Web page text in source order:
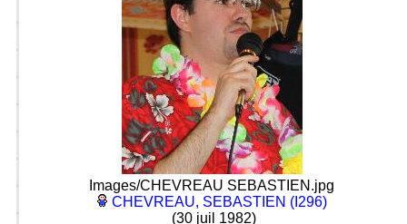
Images/CHEVREAU SEBASTIEN.jpg
CHEVREAU, SEBASTIEN (I296)
(30 juil 1982)